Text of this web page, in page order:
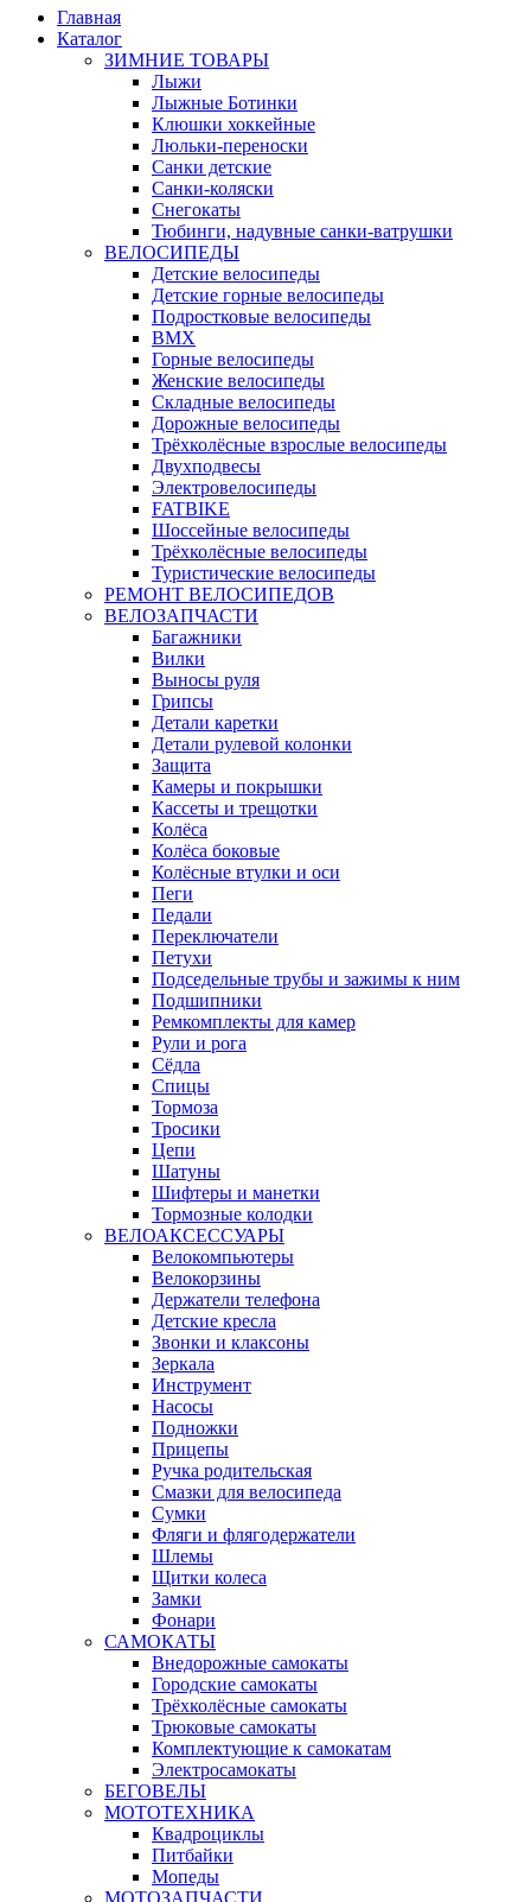
Главная
Каталог
ЗИМНИЕ ТОВАРЫ
Лыжи
Лыжные Ботинки
Клюшки хоккейные
Люльки-переноски
Санки детские
Санки-коляски
Снегокаты
Тюбинги, надувные санки-ватрушки
ВЕЛОСИПЕДЫ
Детские велосипеды
Детские горные велосипеды
Подростковые велосипеды
BMX
Горные велосипеды
Женские велосипеды
Складные велосипеды
Дорожные велосипеды
Трёхколёсные взрослые велосипеды
Двухподвесы
Электровелосипеды
FATBIKE
Шоссейные велосипеды
Трёхколёсные велосипеды
Туристические велосипеды
РЕМОНТ ВЕЛОСИПЕДОВ
ВЕЛОЗАПЧАСТИ
Багажники
Вилки
Выносы руля
Грипсы
Детали каретки
Детали рулевой колонки
Защита
Камеры и покрышки
Кассеты и трещотки
Колёса
Колёса боковые
Колёсные втулки и оси
Пеги
Педали
Переключатели
Петухи
Подседельные трубы и зажимы к ним
Подшипники
Ремкомплекты для камер
Рули и рога
Сёдла
Спицы
Тормоза
Тросики
Цепи
Шатуны
Шифтеры и манетки
Тормозные колодки
ВЕЛОАКСЕССУАРЫ
Велокомпьютеры
Велокорзины
Держатели телефона
Детские кресла
Звонки и клаксоны
Зеркала
Инструмент
Насосы
Подножки
Прицепы
Ручка родительская
Смазки для велосипеда
Сумки
Фляги и флягодержатели
Шлемы
Щитки колеса
Замки
Фонари
САМОКАТЫ
Внедорожные самокаты
Городские самокаты
Трёхколёсные самокаты
Трюковые самокаты
Комплектующие к самокатам
Электросамокаты
БЕГОВЕЛЫ
МОТОТЕХНИКА
Квадроциклы
Питбайки
Мопеды
МОТОЗАПЧАСТИ